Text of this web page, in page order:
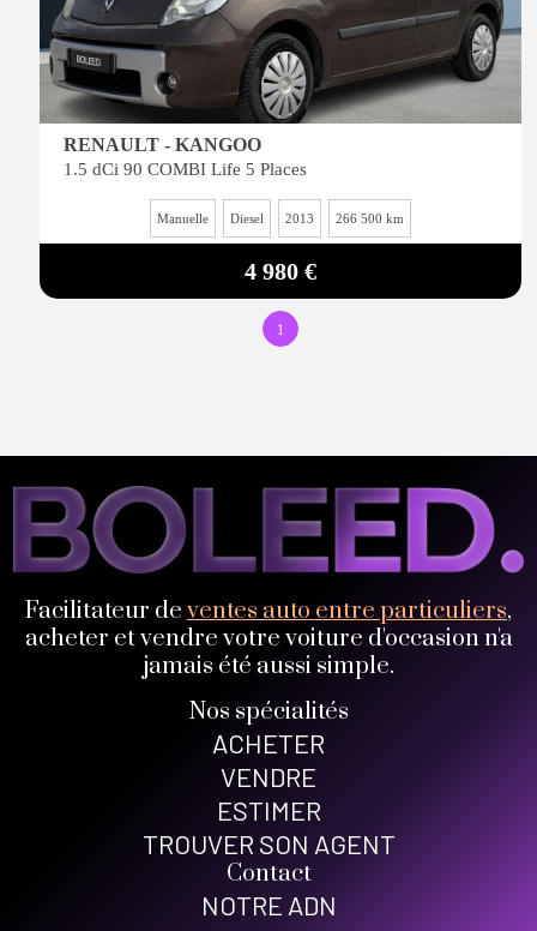
RENAULT - KANGOO
1.5 dCi 90 COMBI Life 5 Places
Manuelle Diesel 2013 266 500 km
4 980 €
1
Facilitateur deventes auto entre particuliers,
acheter et vendre votre voiture d'occasion n'a
jamais été aussi simple.
Nos spécialités
ACHETER
VENDRE
ESTIMER
TROUVER SON AGENT
Contact
NOTRE ADN